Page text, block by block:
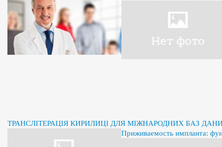
ТРАНСЛІТЕРАЦІЯ КИРИЛИЦІ ДЛЯ МІЖНАРОДНИХ БАЗ
Приживаемость импланта: